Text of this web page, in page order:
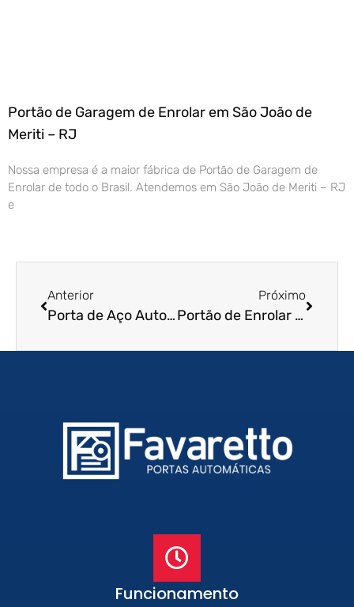
Portão de Garagem de Enrolar em São João de
Meriti – RJ
Nossa empresa é a maior fábrica de Portão de Garagem de
Enrolar de todo o Brasil. Atendemos em São João de Meriti – RJ
e
Anterior
Porta de Aço Automática em Franco da Rocha – SP
Próximo
Portão de Enrolar em Itanhaem – SP
Funcionamento